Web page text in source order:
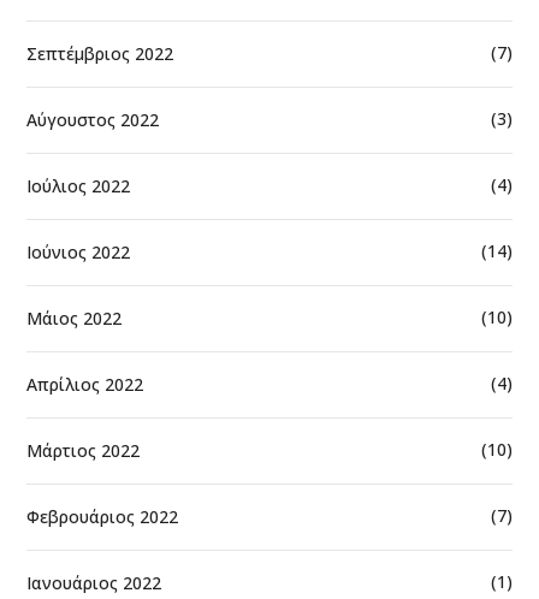
Σεπτέμβριος 2022 (7)
Αύγουστος 2022 (3)
Ιούλιος 2022 (4)
Ιούνιος 2022 (14)
Μάιος 2022 (10)
Απρίλιος 2022 (4)
Μάρτιος 2022 (10)
Φεβρουάριος 2022 (7)
Ιανουάριος 2022 (1)